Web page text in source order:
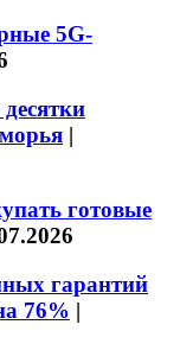
5G-
|
готовые
гарантий
76% |